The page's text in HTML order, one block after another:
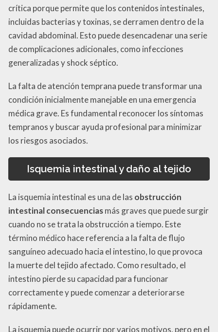
crítica porque permite que los contenidos intestinales,
incluidas bacterias y toxinas, se derramen dentro de la
cavidad abdominal. Esto puede desencadenar una serie
de complicaciones adicionales, como infecciones
generalizadas y shock séptico.
La falta de atención temprana puede transformar una
condición inicialmente manejable en una emergencia
médica grave. Es fundamental reconocer los síntomas
tempranos y buscar ayuda profesional para minimizar
los riesgos asociados.
Isquemia intestinal y daño al tejido
La isquemia intestinal es una de las obstrucción
intestinal consecuenciasmás graves que puede surgir
cuando no se trata la obstrucción a tiempo. Este
término médico hace referencia a la falta de flujo
sanguíneo adecuado hacia el intestino, lo que provoca
la muerte del tejido afectado. Como resultado, el
intestino pierde su capacidad para funcionar
correctamente y puede comenzar a deteriorarse
rápidamente.
La isquemia puede ocurrir por varios motivos, pero en el